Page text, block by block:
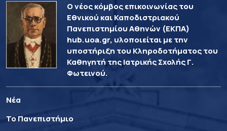
Ο νέος κόμβος επικοινωνίας του
Εθνικού και Καποδιστριακού
Πανεπιστημίου Αθηνών (ΕΚΠΑ)
hub.uoa.gr, υλοποιείται με την
υποστήριξη του Κληροδοτήματος του
Καθηγητή της Ιατρικής Σχολής Γ.
Φωτεινού.
Νέα
Το Πανεπιστήμιο